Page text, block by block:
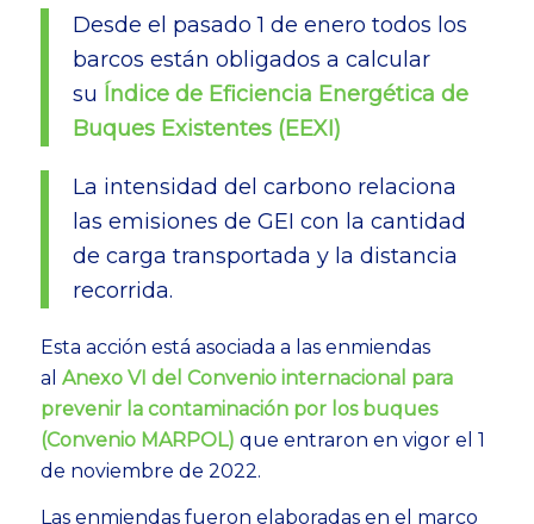
Desde el pasado 1 de enero todos los
barcos están obligados a calcular
su Índice de Eficiencia Energética de
Buques Existentes (EEXI)
La intensidad del carbono relaciona
las emisiones de GEI con la cantidad
de carga transportada y la distancia
recorrida.
Esta acción está asociada a las enmiendas
al Anexo VI del Convenio internacional para
prevenir la contaminación por los buques
(Convenio MARPOL) que entraron en vigor el 1
de noviembre de 2022.
Las enmiendas fueron elaboradas en el marco